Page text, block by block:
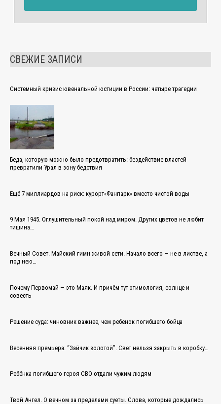
СВЕЖИЕ ЗАПИСИ
Системный кризис ювенальной юстиции в России: четыре трагедии
Беда, которую можно было предотвратить: бездействие властей
превратили Урал в зону бедствия
Ещё 7 миллиардов на риск: курорт«Фанпарк» вместо чистой воды
9 Мая 1945. Оглушительный покой над миром. Других цветов не любит
тишина…
Вечный Совет. Майский гимн живой сети. Начало всего — не в листве, а
под нею…
Почему Первомай — это Маяк. И причём тут этимология, солнце и
совесть
Решение суда: чиновник важнее, чем ребенок погибшего бойца
Весенняя премьера: “Зайчик золотой”. Свет нельзя закрыть в коробку…
Ребёнка погибшего героя СВО отдали чужим людям
Твой Ангел. О вечном за пределами суеты. Слова, которые дождались